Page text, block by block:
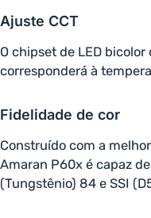
Ajuste CCT
O chipset de LED
corresponderá à
Fidelidade de cor
Construído com a
Amaran P60x é capaz
(Tungstênio) 84 e SSI